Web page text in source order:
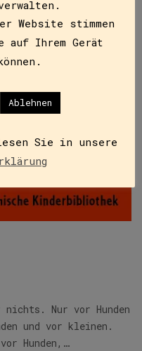
Nur vor Hunden
und vor kleinen.
Hunden,…
Website stimmen
auf Ihrem Gerät
Ablehnen
Sie in unsere